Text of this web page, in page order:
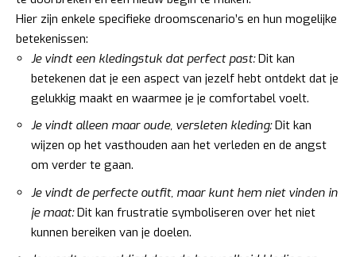
Hier zijn enkele specifieke droomscenario’s en hun mogelijke
betekenissen:
Je vindt een kledingstuk dat perfect past:Dit kan
betekenen dat je een aspect van jezelf hebt ontdekt dat je
gelukkig maakt en waarmee je je comfortabel voelt.
Je vindt alleen maar oude, versleten kleding:Dit kan
wijzen op het vasthouden aan het verleden en de angst
om verder te gaan.
Je vindt de perfecte outfit, maar kunt hem niet vinden in
je maat:Dit kan frustratie symboliseren over het niet
kunnen bereiken van je doelen.